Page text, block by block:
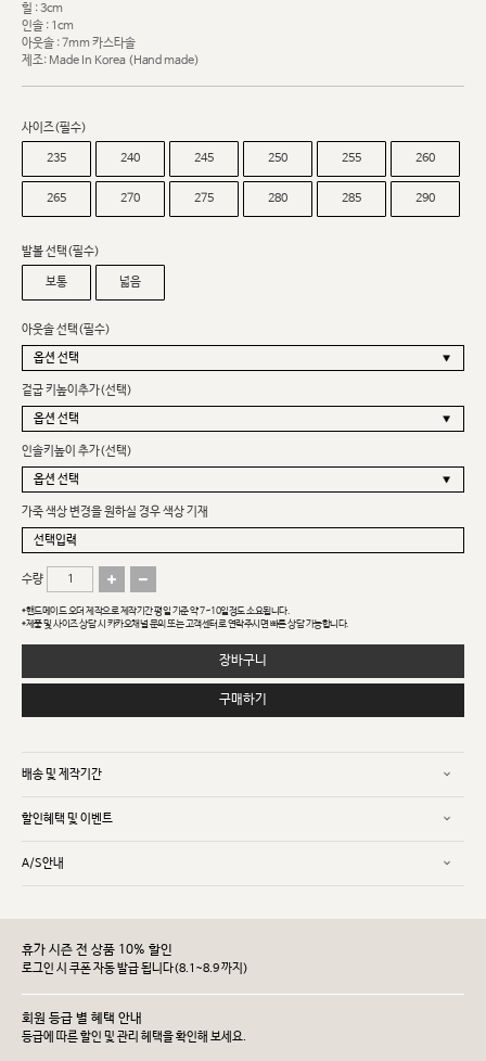
힐 : 3cm
인솔 : 1cm
아웃솔 : 7mm 카스타솔
제조: Made In Korea (Hand made)
사이즈(필수)
235 240 245 250 255 260
265 270 275 280 285 290
발볼 선택(필수)
보통 넓음
아웃솔 선택(필수)
겉굽 키높이추가(선택)
인솔키높이 추가(선택)
가죽 색상 변경을 원하실 경우 색상 기재
수량
*핸드메이드 오더 제작으로 제작기간 평일 기준 약 7~10일정도 소요됩니다.
*제품 및 사이즈 상담 시 카카오채널 문의 또는 고객센터로 연락주시면 빠른 상담 가능합니다.
장바구니
구매하기
배송 및 제작기간
할인혜택 및 이벤트
A/S안내
휴가 시즌 전 상품 10% 할인
로그인 시 쿠폰 자동 발급 됩니다(8.1~8.9 까지)
회원 등급 별 혜택 안내
등급에 따른 할인 및 관리 헤택을 확인해 보세요.